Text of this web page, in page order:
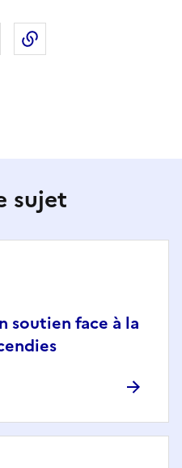
(anciennement Twitter)
sur LinkedIn
Partager par email
sujet
soutien face à la